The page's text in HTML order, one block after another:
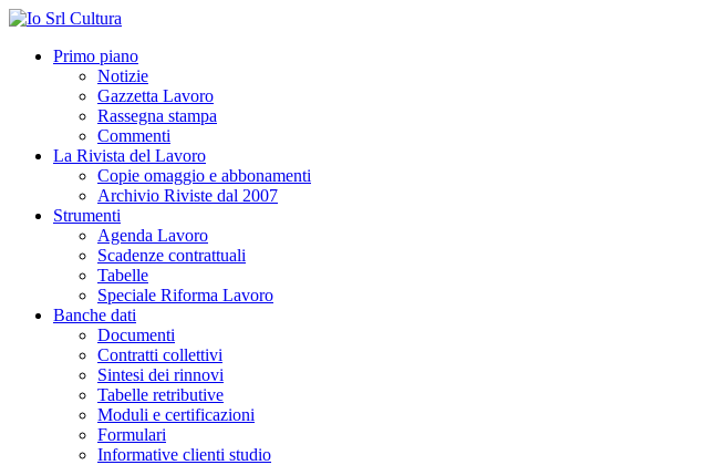
Primo piano
Notizie
Gazzetta Lavoro
Rassegna stampa
Commenti
La Rivista del Lavoro
Copie omaggio e abbonamenti
Archivio Riviste dal 2007
Strumenti
Agenda Lavoro
Scadenze contrattuali
Tabelle
Speciale Riforma Lavoro
Banche dati
Documenti
Contratti collettivi
Sintesi dei rinnovi
Tabelle retributive
Moduli e certificazioni
Formulari
Informative clienti studio